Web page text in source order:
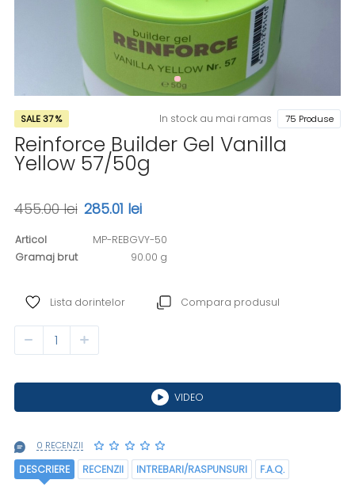
SALE 37 % In stock au mai ramas 75 Produse
Reinforce Builder Gel Vanilla
Yellow 57/50g
455.00 lei 285.01 lei
Articol
MP-REBGVY-50
Gramaj brut
90.00 g
Lista dorintelor Compara produsul
VIDEO
0 RECENZII
DESCRIERE RECENZII INTREBARI/RASPUNSURI F.A.Q.